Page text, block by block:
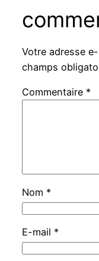
Votre adresse
champs
Commentaire *
Nom *
E-mail *